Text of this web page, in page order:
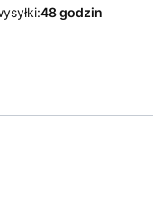
48 godzin